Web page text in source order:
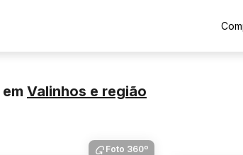
em Valinhos e região
Foto 360º